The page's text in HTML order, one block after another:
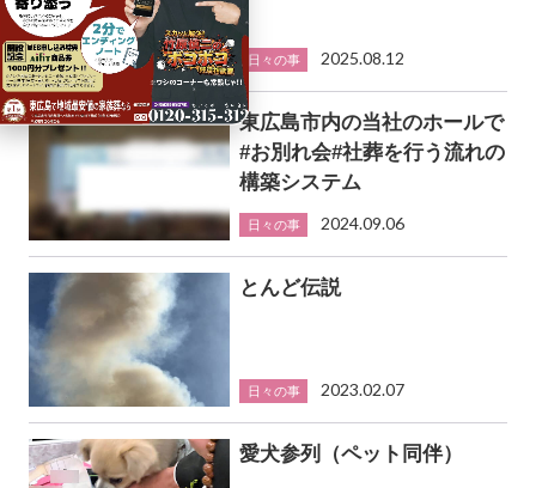
日々の事 2025.08.12
東広島市内の当社のホールで
#お別れ会#社葬を行う流れの
構築システム
日々の事 2024.09.06
とんど伝説
日々の事 2023.02.07
愛犬参列（ペット同伴）